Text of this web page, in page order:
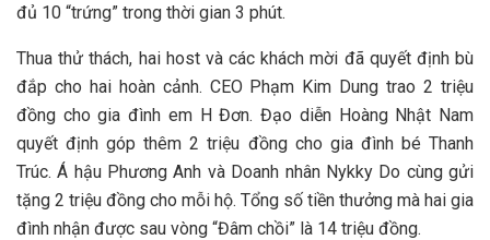
đủ 10 “trứng” trong thời gian 3 phút.
Thua thử thách, hai host và các khách mời đã quyết định bù
đắp cho hai hoàn cảnh. CEO Phạm Kim Dung trao 2 triệu
đồng cho gia đình em H Đơn. Đạo diễn Hoàng Nhật Nam
quyết định góp thêm 2 triệu đồng cho gia đình bé Thanh
Trúc. Á hậu Phương Anh và Doanh nhân Nykky Do cùng gửi
tặng 2 triệu đồng cho mỗi hộ. Tổng số tiền thưởng mà hai gia
đình nhận được sau vòng “Đâm chồi” là 14 triệu đồng.